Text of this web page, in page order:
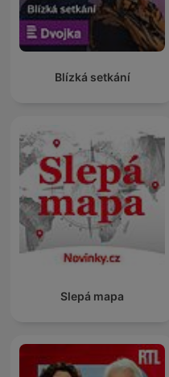
Blízká setkání
Slepá mapa